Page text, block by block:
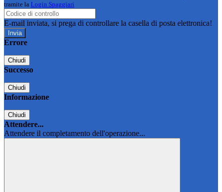
tramite la Login Spaggiari
E-mail inviata, si prega di controllare la casella di posta elettronica!
Errore
Chiudi
Successo
Chiudi
Informazione
Chiudi
Attendere...
Attendere il completamento dell'operazione...